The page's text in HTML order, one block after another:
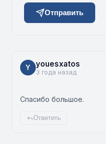
Отправить
Y youesxatos
3 года назад
Спасибо большое.
Ответить